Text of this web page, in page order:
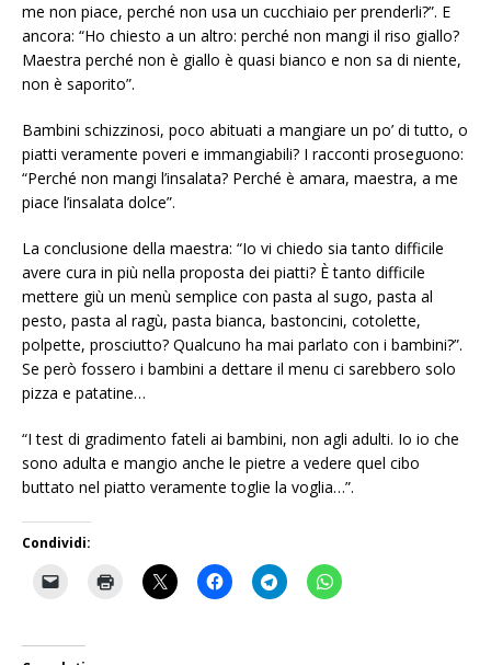
me non piace, perché non usa un cucchiaio per prenderli?”. E
ancora: “Ho chiesto a un altro: perché non mangi il riso giallo?
Maestra perché non è giallo è quasi bianco e non sa di niente,
non è saporito”.
Bambini schizzinosi, poco abituati a mangiare un po’ di tutto, o
piatti veramente poveri e immangiabili? I racconti proseguono:
“Perché non mangi l’insalata? Perché è amara, maestra, a me
piace l’insalata dolce”.
La conclusione della maestra: “Io vi chiedo sia tanto difficile
avere cura in più nella proposta dei piatti? È tanto difficile
mettere giù un menù semplice con pasta al sugo, pasta al
pesto, pasta al ragù, pasta bianca, bastoncini, cotolette,
polpette, prosciutto? Qualcuno ha mai parlato con i bambini?”.
Se però fossero i bambini a dettare il menu ci sarebbero solo
pizza e patatine…
“I test di gradimento fateli ai bambini, non agli adulti. Io io che
sono adulta e mangio anche le pietre a vedere quel cibo
buttato nel piatto veramente toglie la voglia…”.
Condividi: